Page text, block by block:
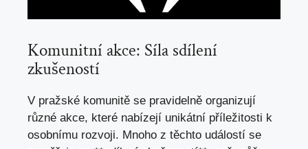
Komunitní akce: Síla sdílení
zkušeností
V pražské komunitě se pravidelně organizují
různé akce, které nabízejí unikátní příležitosti k
osobnímu rozvoji. Mnoho z těchto událostí se